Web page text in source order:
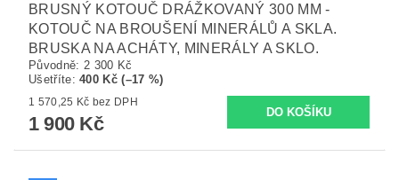
BRUSNÝ KOTOUČ DRÁŽKOVANÝ 300 MM -
KOTOUČ NA BROUŠENÍ MINERÁLŮ A SKLA.
BRUSKA NA ACHÁTY, MINERÁLY A SKLO.
Původně: 2 300 Kč
Ušetříte:400 Kč (–17 %)
1 570,25 Kč bez DPH
1 900 Kč